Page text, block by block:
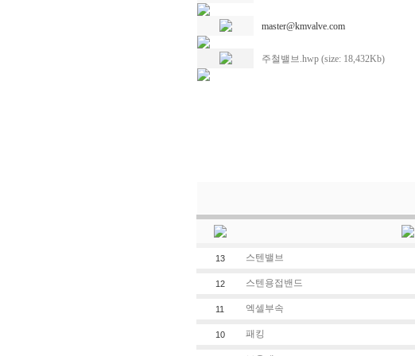
master@kmvalve.com
주철밸브.hwp (size: 18,432Kb)
13 스텐밸브
12 스텐용접밴드
11 엑셀부속
10 패킹